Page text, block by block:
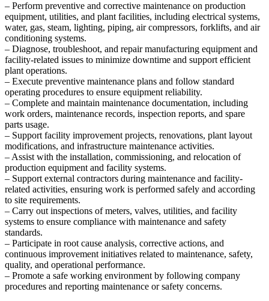
– Perform preventive and corrective maintenance on production
equipment, utilities, and plant facilities, including electrical systems,
water, gas, steam, lighting, piping, air compressors, forklifts, and air
conditioning systems.
– Diagnose, troubleshoot, and repair manufacturing equipment and
facility-related issues to minimize downtime and support efficient
plant operations.
– Execute preventive maintenance plans and follow standard
operating procedures to ensure equipment reliability.
– Complete and maintain maintenance documentation, including
work orders, maintenance records, inspection reports, and spare
parts usage.
– Support facility improvement projects, renovations, plant layout
modifications, and infrastructure maintenance activities.
– Assist with the installation, commissioning, and relocation of
production equipment and facility systems.
– Support external contractors during maintenance and facility-
related activities, ensuring work is performed safely and according
to site requirements.
– Carry out inspections of meters, valves, utilities, and facility
systems to ensure compliance with maintenance and safety
standards.
– Participate in root cause analysis, corrective actions, and
continuous improvement initiatives related to maintenance, safety,
quality, and operational performance.
– Promote a safe working environment by following company
procedures and reporting maintenance or safety concerns.